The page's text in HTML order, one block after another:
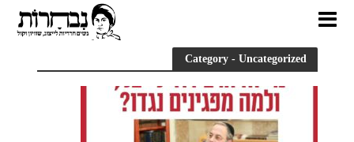
Category - Uncategorized